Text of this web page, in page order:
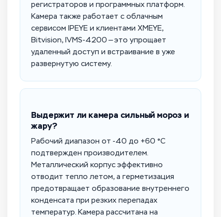
регистраторов и программных платформ.
Камера также работает с облачным
сервисом IPEYE и клиентами XMEYE,
Bitvision, IVMS-4200 — это упрощает
удаленный доступ и встраивание в уже
развернутую систему.
Выдержит ли камера сильный мороз и
жару?
Рабочий диапазон от -40 до +60 °C
подтвержден производителем.
Металлический корпус эффективно
отводит тепло летом, а герметизация
предотвращает образование внутреннего
конденсата при резких перепадах
температур. Камера рассчитана на